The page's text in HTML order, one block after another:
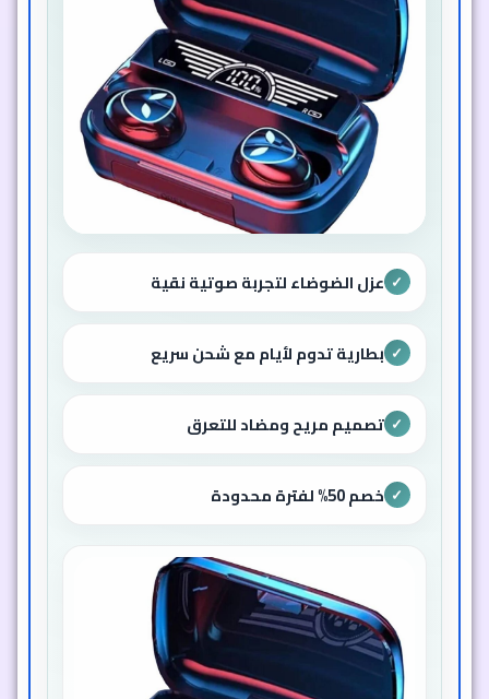
✓ عزل الضوضاء لتجربة صوتية نقية
✓ بطارية تدوم لأيام مع شحن سريع
✓ تصميم مريح ومضاد للتعرق
✓ خصم 50% لفترة محدودة